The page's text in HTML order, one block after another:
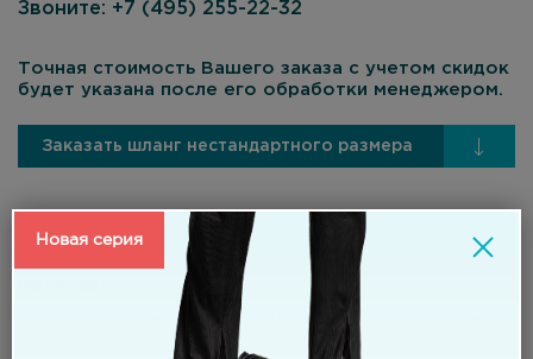
стойкий к повышенным температурам армированный
Звоните: +7 (495) 255-22-32
Точная стоимость Вашего заказа с учетом скидок
будет указана после его обработки менеджером.
Заказать шланг нестандартного размера
Новая серия